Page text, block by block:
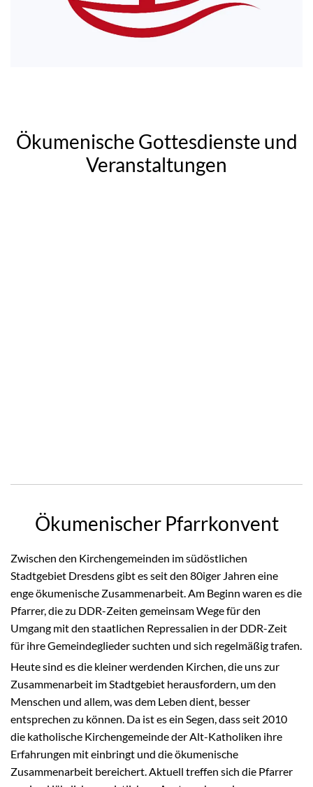
Ökumenische Gottesdienste und
Veranstaltungen
Ökumenischer Pfarrkonvent
Zwischen den Kirchengemeinden im südöstlichen
Stadtgebiet Dresdens gibt es seit den 80iger Jahren eine
enge ökumenische Zusammenarbeit. Am Beginn waren es die
Pfarrer, die zu DDR-Zeiten gemeinsam Wege für den
Umgang mit den staatlichen Repressalien in der DDR-Zeit
für ihre Gemeindeglieder suchten und sich regelmäßig trafen.
Heute sind es die kleiner werdenden Kirchen, die uns zur
Zusammenarbeit im Stadtgebiet herausfordern, um den
Menschen und allem, was dem Leben dient, besser
entsprechen zu können. Da ist es ein Segen, dass seit 2010
die katholische Kirchengemeinde der Alt-Katholiken ihre
Erfahrungen mit einbringt und die ökumenische
Zusammenarbeit bereichert. Aktuell treffen sich die Pfarrer